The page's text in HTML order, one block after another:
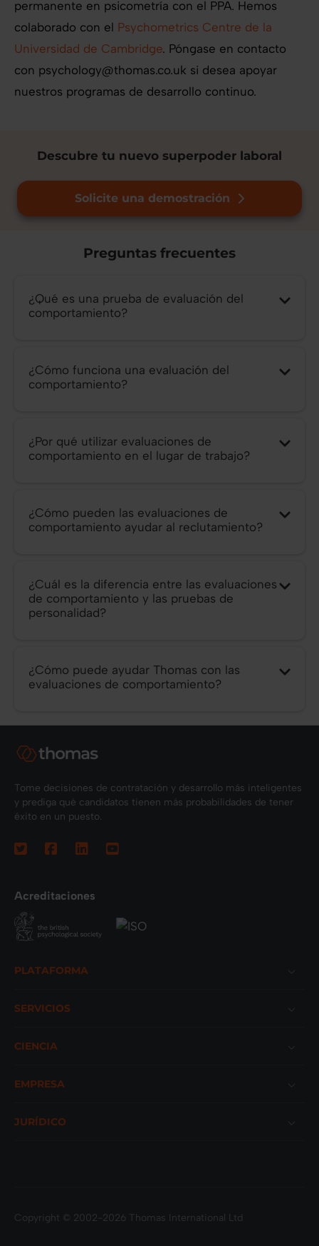
permanente en psicometría con el PPA. Hemos
colaborado con el Psychometrics Centre de la
Universidad de Cambridge. Póngase en contacto
con psychology@thomas.co.uk si desea apoyar
nuestros programas de desarrollo continuo.
Descubre tu nuevo superpoder laboral
Solicite una demostración
Preguntas frecuentes
¿Qué es una prueba de evaluación del
comportamiento?
¿Cómo funciona una evaluación del
comportamiento?
¿Por qué utilizar evaluaciones de
comportamiento en el lugar de trabajo?
¿Cómo pueden las evaluaciones de
comportamiento ayudar al reclutamiento?
¿Cuál es la diferencia entre las evaluaciones
de comportamiento y las pruebas de
personalidad?
¿Cómo puede ayudar Thomas con las
evaluaciones de comportamiento?
Tome decisiones de contratación y desarrollo más inteligentes
y prediga qué candidatos tienen más probabilidades de tener
éxito en un puesto.
Acreditaciones
PLATAFORMA
SERVICIOS
CIENCIA
EMPRESA
JURÍDICO
Copyright © 2002-2026 Thomas International Ltd